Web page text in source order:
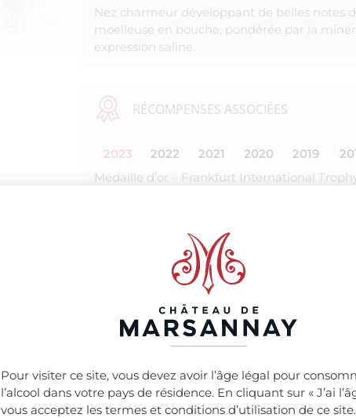
Nez charmeur développant de belles notes
moelleuse en bouche, pondérée par la
expression saline.
RÉCOMPENSES ASSOCIÉES
2023 2022 2021 2020 2019
Médaille d’or – Frankfurt International
Pour visiter ce site, vous devez avoir l’âge légal pour
l’alcool dans votre pays de résidence. En cliquant sur « J’ai
vous acceptez les termes et conditions d’utilisation de ce site.